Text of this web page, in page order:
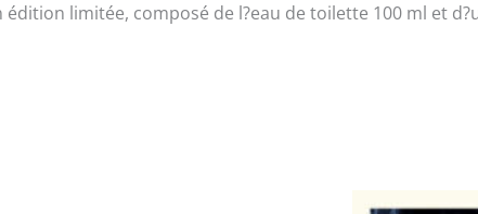
toilette
limitée, composé de l?eau de toilette 100 ml et